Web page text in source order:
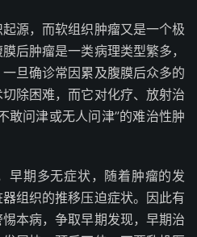
，而软组织肿瘤又是一个极
后肿瘤是一类病理类型繁多，
旦确诊常因累及腹膜后众多的
除困难，而它对化疗、放射治
敢问津或无人问津”的难治性肿
期多无症状，随着肿瘤的发
组织的推移压迫症状。因此有
本病，争取早期发现，早期治